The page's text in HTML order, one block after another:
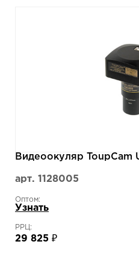
Видеоокуляр ToupCam
арт. 1128005
Оптом:
Узнать
РРЦ:
29 825 ₽